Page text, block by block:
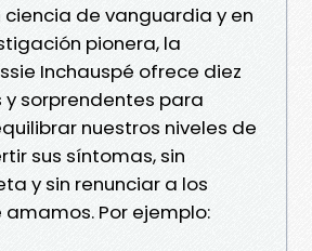
ciencia de vanguardia y en
pionera, la
Inchauspé ofrece diez
y sorprendentes para
nuestros niveles de
sus síntomas, sin
y sin renunciar a los
Por ejemplo: